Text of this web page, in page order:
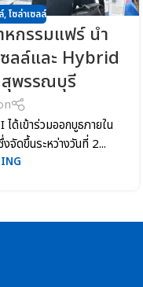
,โซล่าเซลล์
กรรมแฟร์ นำ
ลล์และ Hybrid
พรรณบุรี
ด้เข้าร่วมออกบูธภายใน
ดขึ้นระหว่างวันที่ 2...